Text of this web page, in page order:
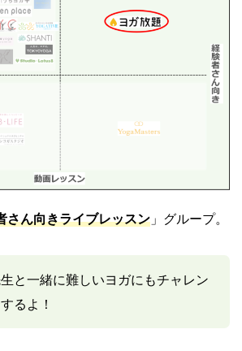
さん向きライブレッスン 」グループ。
と一緒に難しいヨガにもチャレン
るよ！